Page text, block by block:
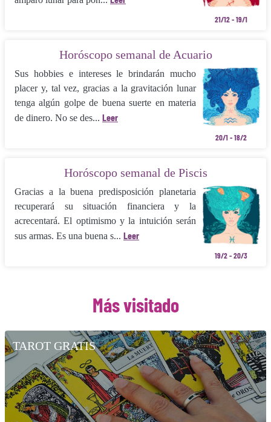
21/12 - 19/1
Horóscopo semanal de Acuario
20/1 - 18/2
Sus hobbies e intereses le brindarán mu­cho
placer y, tal vez, gracias a la gravitación lunar
tenga algún golpe de buena suerte en materia
de dinero. No se des... Leer
Horóscopo semanal de Piscis
19/2 - 20/3
Gracias a la buena predisposición plane­taria
recuperará su situación financiera y la
acrecentará. El optimismo y la intuición se­rán
sus armas. Es una buena s... Leer
Más visitado
TAROT GRATIS